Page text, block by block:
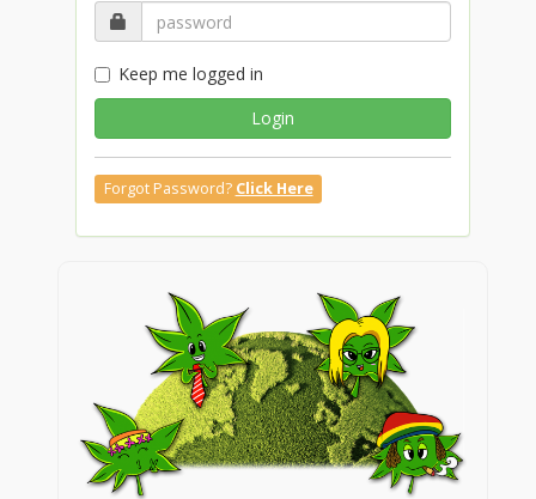
Keep me logged in
Login
Forgot Password? Click Here